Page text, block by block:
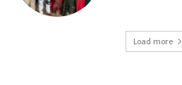
Load more